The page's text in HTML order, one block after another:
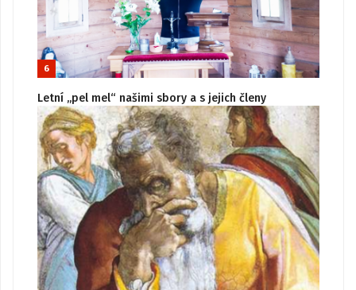
6
Letní „pel mel“ našimi sbory a s jejich členy